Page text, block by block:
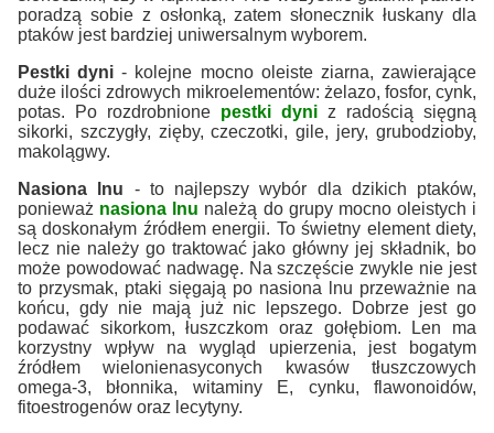
poradzą sobie z osłonką, zatem słonecznik łuskany dla
ptaków jest bardziej uniwersalnym wyborem.
Pestki dyni - kolejne mocno oleiste ziarna, zawierające
duże ilości zdrowych mikroelementów: żelazo, fosfor, cynk,
potas. Po rozdrobnione pestki dyni z radością sięgną
sikorki, szczygły, zięby, czeczotki, gile, jery, grubodzioby,
makolągwy.
Nasiona lnu - to najlepszy wybór dla dzikich ptaków,
ponieważ nasiona lnu należą do grupy mocno oleistych i
są doskonałym źródłem energii. To świetny element diety,
lecz nie należy go traktować jako główny jej składnik, bo
może powodować nadwagę. Na szczęście zwykle nie jest
to przysmak, ptaki sięgają po nasiona lnu przeważnie na
końcu, gdy nie mają już nic lepszego. Dobrze jest go
podawać sikorkom, łuszczkom oraz gołębiom. Len ma
korzystny wpływ na wygląd upierzenia, jest bogatym
źródłem wielonienasyconych kwasów tłuszczowych
omega-3, błonnika, witaminy E, cynku, flawonoidów,
fitoestrogenów oraz lecytyny.